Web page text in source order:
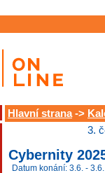
Hlavní strana->
3.
Cybernity
Datum konání: 3.6. - 3.6.